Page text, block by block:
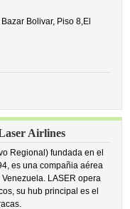
Bolivar, Piso 8,El
Airlines
Regional) fundada en el
es una compañia aérea
LASER opera
su hub principal es el